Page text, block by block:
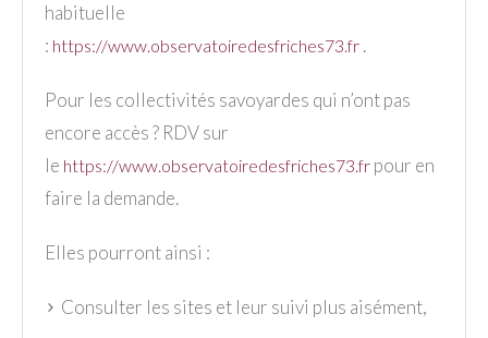
habituelle
: https://www.observatoiredesfriches73.fr .
Pour les collectivités savoyardes qui n’ont pas
encore accès ? RDV sur
le https://www.observatoiredesfriches73.fr pour en
faire la demande.
Elles pourront ainsi :
Consulter les sites et leur suivi plus aisément,